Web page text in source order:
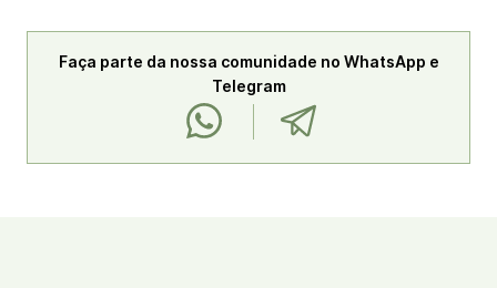
Faça parte da nossa comunidade no WhatsApp e
Telegram